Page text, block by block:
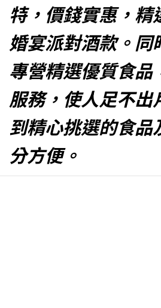
特，價錢實惠，精
婚宴派對酒款。同
專營精選優質食品
服務，使人足不出
到精心挑選的食品
分方便。